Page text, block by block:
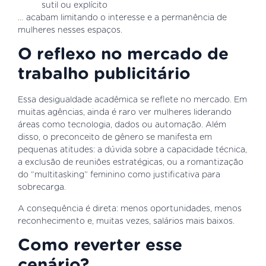
sutil ou explícito
… acabam limitando o interesse e a permanência de
mulheres nesses espaços.
O reflexo no mercado de
trabalho publicitário
Essa desigualdade acadêmica se reflete no mercado. Em
muitas agências, ainda é raro ver mulheres liderando
áreas como tecnologia, dados ou automação. Além
disso, o preconceito de gênero se manifesta em
pequenas atitudes: a dúvida sobre a capacidade técnica,
a exclusão de reuniões estratégicas, ou a romantização
do “multitasking” feminino como justificativa para
sobrecarga.
A consequência é direta: menos oportunidades, menos
reconhecimento e, muitas vezes, salários mais baixos.
Como reverter esse